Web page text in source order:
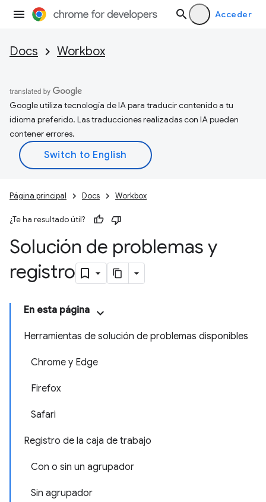
Acceder
Docs Workbox
Google utiliza tecnología de IA para traducir contenido a tu
idioma preferido. Las traducciones realizadas con IA pueden
contener errores.
Página principal Docs Workbox
¿Te ha resultado útil?
Solución de problemas y
registro
En esta página
Herramientas de solución de problemas disponibles
Chrome y Edge
Firefox
Safari
Registro de la caja de trabajo
Con o sin un agrupador
Sin agrupador